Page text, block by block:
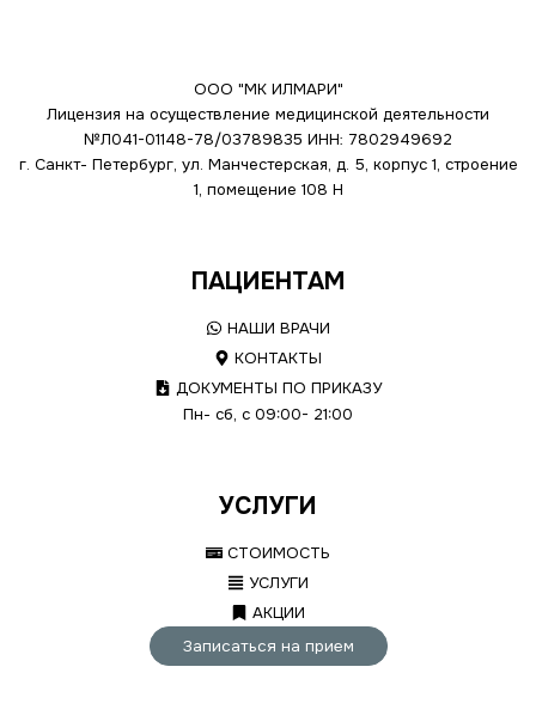
ООО "МК ИЛМАРИ"
Лицензия на осуществление медицинской деятельности
№Л041-01148-78/03789835 ИНН: 7802949692
г. Санкт- Петербург, ул. Манчестерская, д. 5, корпус 1, строение
1, помещение 108 Н
ПАЦИЕНТАМ
НАШИ ВРАЧИ
КОНТАКТЫ
ДОКУМЕНТЫ ПО ПРИКАЗУ
Пн- сб, с 09:00- 21:00
УСЛУГИ
СТОИМОСТЬ
УСЛУГИ
АКЦИИ
Записаться на прием